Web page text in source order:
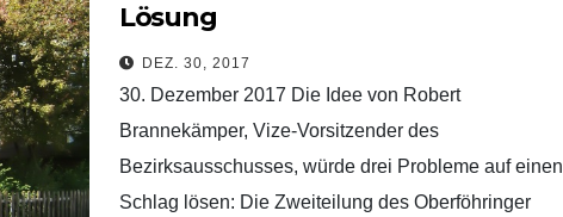
Lösung
DEZ. 30, 2017
30. Dezember 2017 Die Idee von Robert
Brannekämper, Vize-Vorsitzender des
Bezirksausschusses, würde drei Proble­me auf einen
Schlag lösen: Die Zweiteilung des Oberföhringer